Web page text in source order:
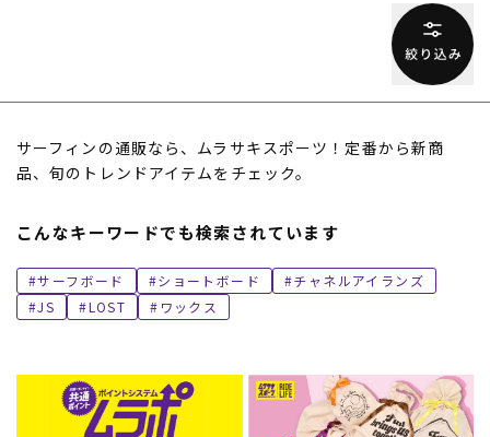
フ
ー
よくある質問
お問い合わせ
ニュース
サーフィンの通販なら、ムラサキスポーツ！定番から新商
品、旬のトレンドアイテムをチェック。
こんなキーワードでも検索されています
サーフボード ショートボード
チャネルアイランズ
JS
LOST ワックス